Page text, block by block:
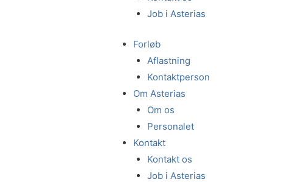
Job i Asterias
Forløb
Aflastning
Kontaktperson
Om Asterias
Om os
Personalet
Kontakt
Kontakt os
Job i Asterias